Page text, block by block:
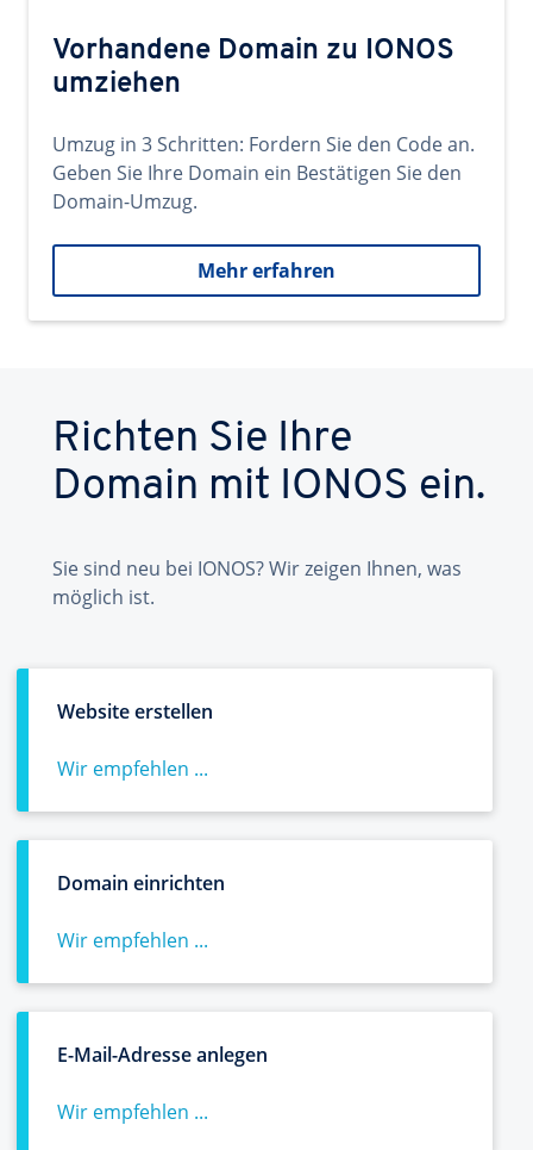
Vorhandene Domain zu IONOS
umziehen
Umzug in 3 Schritten: Fordern Sie den Code an.
Geben Sie Ihre Domain ein Bestätigen Sie den
Domain-Umzug.
Mehr erfahren
Richten Sie Ihre
Domain mit IONOS ein.
Sie sind neu bei IONOS? Wir zeigen Ihnen, was
möglich ist.
Website erstellen
Wir empfehlen ...
Domain einrichten
Wir empfehlen ...
E-Mail-Adresse anlegen
Wir empfehlen ...